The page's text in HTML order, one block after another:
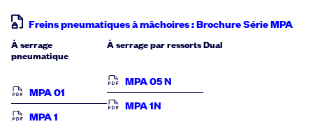
Freins pneumatiques à mâchoires : Brochure Série MPA
À serrage
pneumatique
MPA 01
MPA 1
À serrage par ressorts
MPA 05 N
MPA 1N
Dual